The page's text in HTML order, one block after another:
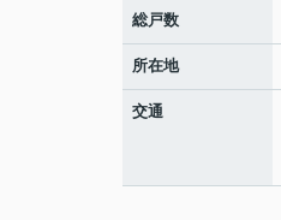
総戸数
所在地
交通